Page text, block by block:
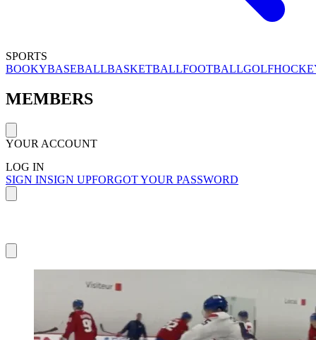
SPORTS
BOOKYBASEBALLBASKETBALLFOOTBALLGOLF
MEMBERS
YOUR ACCOUNT
LOG IN
SIGN INSIGN UPFORGOT YOUR PASSWORD